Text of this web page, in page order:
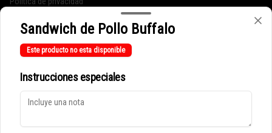
Redes sociales
Instagram
Mi cuenta
Iniciar sesión
Sandwich de Pollo Buffalo
Este producto no esta disponible
Instrucciones especiales